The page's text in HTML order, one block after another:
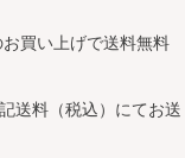
お買い上げで送料無料
送料（税込）にてお送